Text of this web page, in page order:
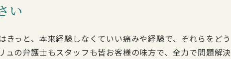
い
っと、本来経験しなくていい痛みや経験で、それらをどう
の弁護士もスタッフも皆お客様の味方で、全力で問題解決